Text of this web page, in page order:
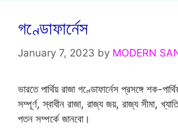
গণ্ডোফার্নেস
January 7, 2023 by MODERN
ভারতে পার্থিয় রাজা গণ্ডোফার্নেস প্রসঙ্গে শক-
সম্পূর্ণ, স্বাধীন রাজা, রাজ্য জয়, রাজ্য সীমা,
পতন সম্পর্কে জানবো।